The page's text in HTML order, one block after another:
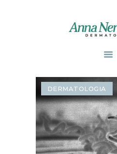
PUBLIKACJE
ZABIEGI
O MNIE
GABINETY
WPISY
KONTAKT
DERMATOLOGIA